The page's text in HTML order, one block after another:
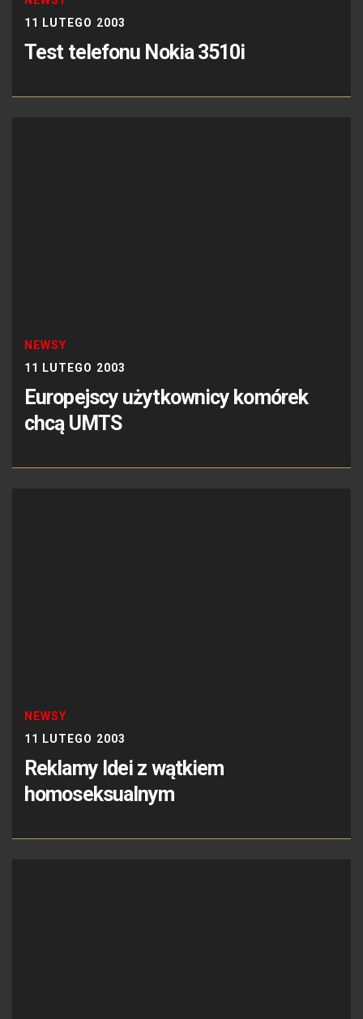
11 LUTEGO 2003
Test telefonu Nokia 3510i
NEWSY
11 LUTEGO 2003
Europejscy użytkownicy komórek
chcą UMTS
NEWSY
11 LUTEGO 2003
Reklamy Idei z wątkiem
homoseksualnym